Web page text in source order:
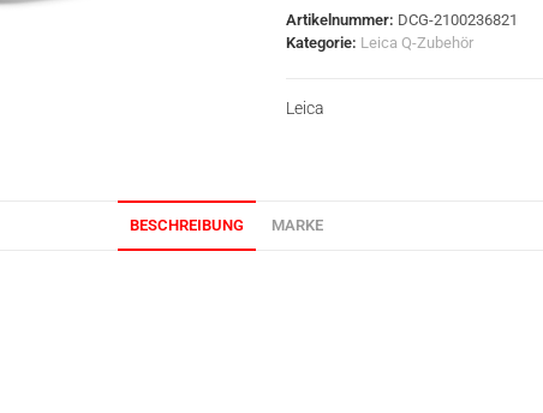
Artikelnummer: DCG-2100236821
Kategorie: Leica Q-Zubehör
Leica
BESCHREIBUNG MARKE